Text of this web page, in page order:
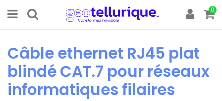
0
Câble ethernet RJ45 plat
blindé CAT.7 pour réseaux
informatiques filaires